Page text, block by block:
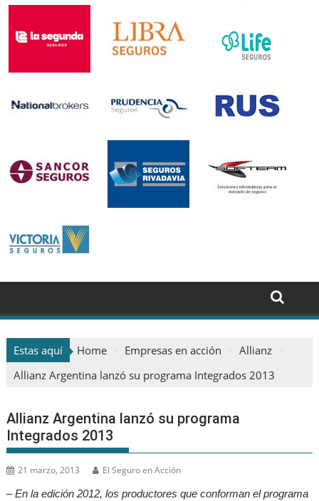
Estas aquí Home Empresas en acción
Allianz
Allianz Argentina lanzó su programa Integrados 2013
Allianz Argentina lanzó su programa
Integrados 2013
21 marzo, 2013
El Seguro en Acción
– En la edición 2012, los productores que conforman el programa